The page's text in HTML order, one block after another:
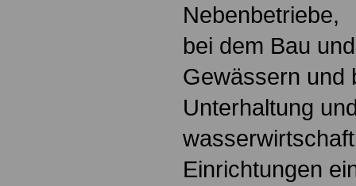
Nebenbetriebe,
bei dem Bau
Gewässern und
Unterhaltung
Einrichtungen